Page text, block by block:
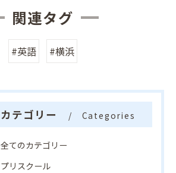
関連タグ
#英語 #横浜
カテゴリー Categories
全てのカテゴリー
プリスクール